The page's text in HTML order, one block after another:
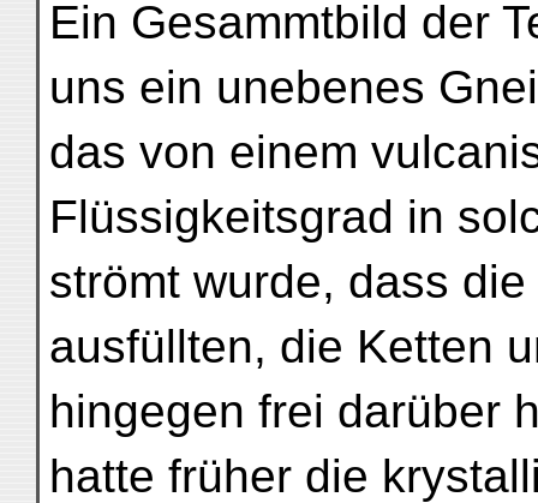
Ein Gesammtbild der
uns ein unebenes
das von einem
Flüssigkeitsgrad in
strömt wurde, dass
ausfüllten, die Ketten
hingegen frei darüber
hatte früher die